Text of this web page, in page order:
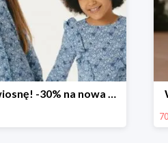
Witamy wiosnę! -30% na nowa kolekcję